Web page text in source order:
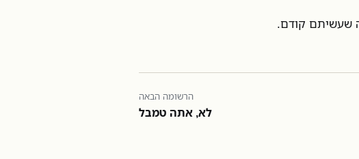
שעשיתם קודם.
הרשומה הבאה
לא, אתה טמבל